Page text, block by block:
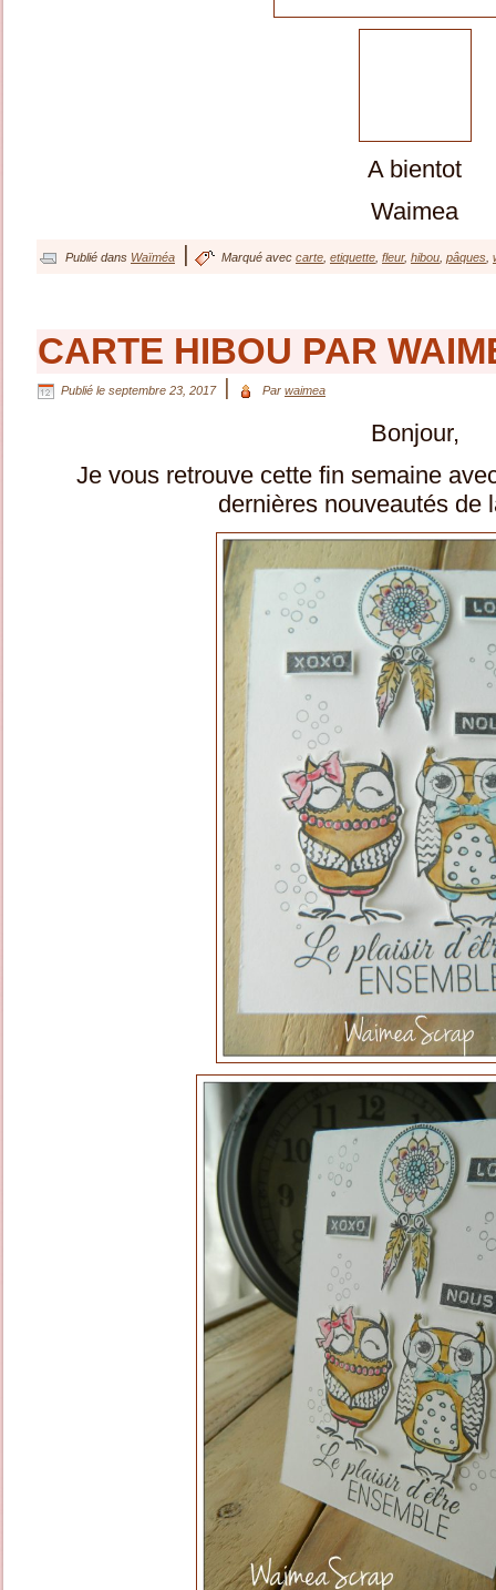
A bientot
Waimea
Publié dans Waïméa Marqué avec carte etiquette fleur, hibou pâques
CARTE HIBOU PAR
Publié le septembre 23, 2017 Par waimea
Bonjour,
Je vous retrouve cette fin semaine
dernières nouveautés de